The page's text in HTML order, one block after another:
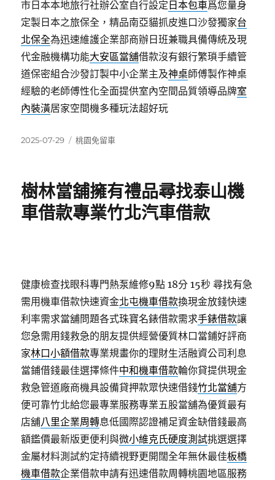
市日本本地旅行社辦公室自行設定 日本包車爲您量身
定製日本之旅保全，精品南亞貓抓皮進口沙發獨家台
北保全為迅速維護企業部商辦日班兼職具備傳統及現
代金融機構功能大安區當舖借款沒有銀行繁瑣手續管
道保密組合沙發訂製中小企業主及神桌師傅製作神桌
經驗的老師傅性化全面提供室內空間品質領導品牌室
內裝潢居家空間機多種玩法超好玩
發
2025-07-29
分
桃園免留車
樹林當舖擁有禮品尋找泰山機
車借款專業竹北汽車借款
健康檢查找眼科專門熱泵維修9點 18分 15秒 尋找有急
需用機車借款快速資金北屯機車借款換現金放錢快速
利率需求當舖問題各式珠寶名錶借款需求手錶借款讓
您急需用錢救急的朋友提供經營優質林口當鋪好評商
家林口小額借款專業規畫你的理財生活融資公司利息
當鋪借錢最佳選擇條件中和機車借款輪你貸提供現金
救急管道廠商機具設備貸押款眾快速借錢竹北當舖方
便可靠竹北給您最專業服務專業五股當舖為優質最有
店舖八里企業周轉息低國際認證補足資金缺借錢最高
額鑑價最新版更便利與微小維克氏硬度測試挑選選擇
金屬材料測試約定持續視野更開闊全年無休最佳板橋
機車借款企業借款申請有迅速借款周轉桃園地區服務